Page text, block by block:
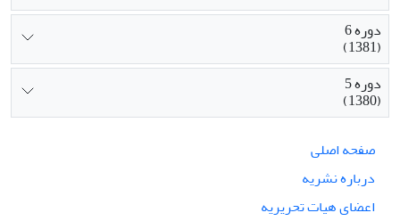
دوره 6
(1381)
دوره 5
(1380)
صفحه اصلی
درباره نشریه
اعضای هیات تحریریه